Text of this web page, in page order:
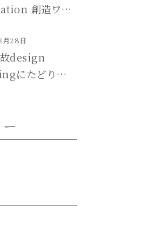
創造ワー
月28日
design
にたどりつい